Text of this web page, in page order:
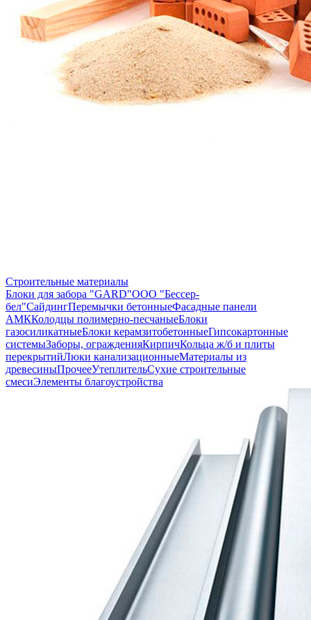
Строительные материалы
Блоки для забора "GARD"ООО "Бессер-
бел"СайдингПеремычки бетонныеФасадные панели
АМККолодцы полимерно-песчаныеБлоки
газосиликатныеБлоки керамзитобетонныеГипсокартонные
системыЗаборы, огражденияКирпичКольца ж/б и плиты
перекрытийЛюки канализационныеМатериалы из
древесиныПрочееУтеплительСухие строительные
смесиЭлементы благоустройства